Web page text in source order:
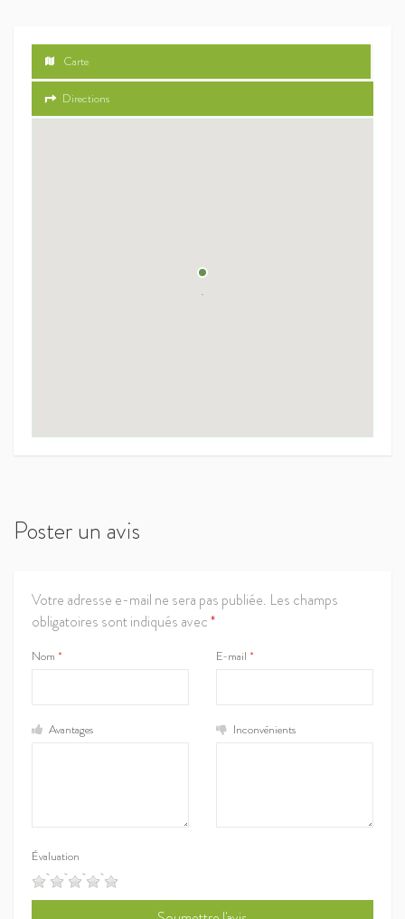
Carte
Directions
Poster un avis
Votre adresse e-mail ne sera pas publiée. Les champs
obligatoires sont indiqués avec*
Nom * E-mail *
Avantages Inconvénients
Évaluation